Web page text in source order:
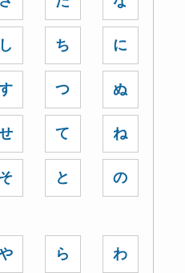
し
そ
ち
つ
て
と
に
ぬ
ね
の
ら わ